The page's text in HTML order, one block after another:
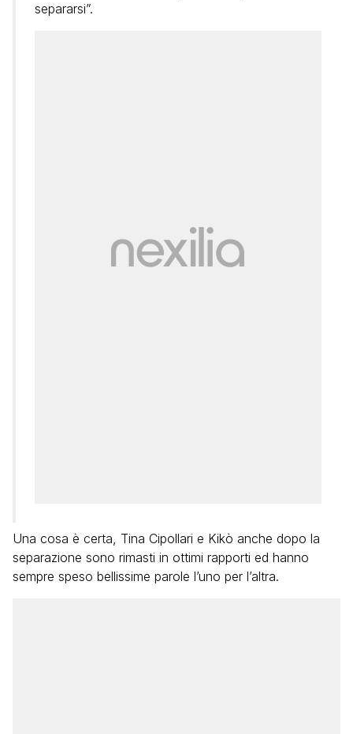
separarsi”.
Una cosa è certa, Tina Cipollari e Kikò anche dopo la
separazione sono rimasti in ottimi rapporti ed hanno
sempre speso bellissime parole l’uno per l’altra.